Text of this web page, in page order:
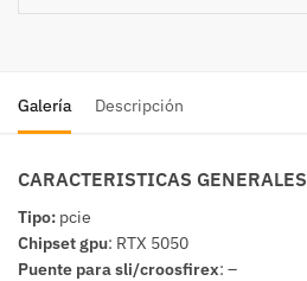
Galería Descripción
CARACTERISTICAS GENERALES
Tipo: pcie
Chipset gpu: RTX 5050
Puente para sli/croosfirex: –